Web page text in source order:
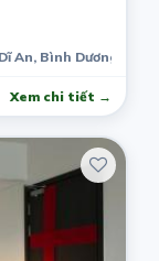
An, Bình Dương,
Xem chi tiết →